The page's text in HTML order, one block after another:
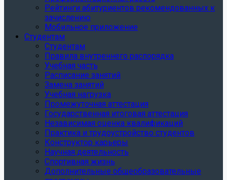
Рейтинги абитуриентов рекомендованных к
зачислению
Мобильное приложение
Студентам
Студентам
Правила внутреннего распорядка
Учебная часть
Расписание занятий
Замена занятий
Учебная нагрузка
Промежуточная аттестация
Государственная итоговая аттестация
Независимая оценка квалификаций
Практика и трудоустройство студентов
Конструктор карьеры
Научная деятельность
Спортивная жизнь
Дополнительные общеобразовательные